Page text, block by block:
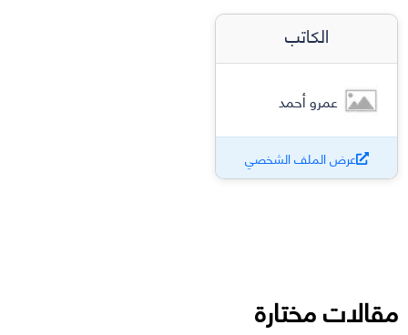
الكاتب
عمرو أحمد
عرض الملف الشخصي
مقالات مختارة